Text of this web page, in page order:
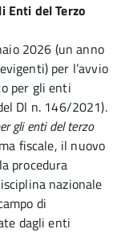
Enti del Terzo
2026 (un anno
per l’avvio
per gli enti
Dl n. 146/2021).
gli enti del terzo
fiscale, il nuovo
procedura
nazionale
di
dagli enti